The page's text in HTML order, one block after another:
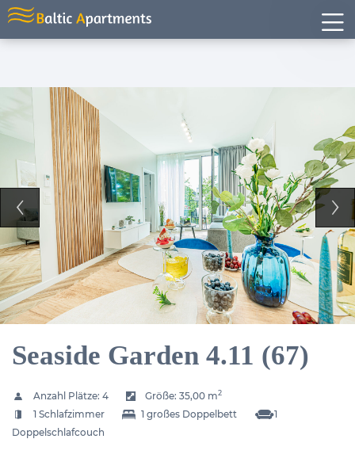
Seaside Garden 4.11 (67)
Anzahl Plätze: 4 Größe:35,00 m2
1 Schlafzimmer 1 großes Doppelbett
1
Doppelschlafcouch